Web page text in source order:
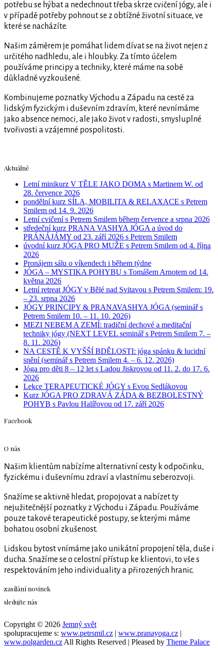
potřebu se hýbat a nedechnout třeba skrze cvičení jógy, ale i
v případě potřeby pohnout se z obtížné životní situace, ve
které se nacházíte.
Našim záměrem je pomáhat lidem dívat se na život nejen z
určitého nadhledu, ale i hloubky. Za tímto účelem
používáme principy a techniky, které máme na sobě
důkladně vyzkoušené.
Kombinujeme poznatky Východu a Západu na cestě za
lidským fyzickým i duševním zdravím, které nevnímáme
jako absence nemoci, ale jako život v radosti, smysluplné
tvořivosti a vzájemné pospolitosti.
Aktuálně
Letní minikurz V TĚLE JAKO DOMA s Martinem W. od
28. července 2026
pondělní kurz SÍLA, MOBILITA & RELAXACE s Petrem
Smilem od 14. 9. 2026
Letní cvičení s Petrem Smilem během července a srpna 2026
středeční kurz PRANA VASHYA JÓGA a úvod do
PRÁNÁJÁMY od 23. září 2026 s Petrem Smilem
úvodní kurz JÓGA PRO MUŽE s Petrem Smilem od 4. října
2026
Pronájem sálu o víkendech i během týdne
JÓGA – MYSTIKA POHYBU s Tomášem Arnotem od 14.
května 2026
Letní retreat JÓGY v Bělé nad Svitavou s Petrem Smilem: 19.
– 23. srpna 2026
JÓGY PRINCIPY & PRANAVASHYA JÓGA (seminář s
Petrem Smilem 10. – 11. 10. 2026)
MEZI NEBEM A ZEMÍ: tradiční dechové a meditační
techniky jógy (NEXT LEVEL seminář s Petrem Smilem 7. –
8. 11. 2026)
NA CESTĚ K VYŠŠÍ BDĚLOSTI: jóga spánku & lucidní
snění (seminář s Petrem Smilem 4. – 6. 12. 2026)
Jóga pro děti 8 – 12 let s Ladou Jiskrovou od 11. 2. do 17. 6.
2026
Lekce TERAPEUTICKÉ JÓGY s Evou Sedlákovou
Kurz JÓGA PRO ZDRAVÁ ZÁDA & BEZBOLESTNÝ
POHYB s Pavlou Halířovou od 17. září 2026
Facebook
O nás
Našim klientům nabízíme alternativní cesty k odpočinku,
fyzickému i duševnímu zdraví a vlastnímu seberozvoji.
Snažíme se aktivně hledat, propojovat a nabízet ty
nejužitečnější poznatky z Východu i Západu. Používáme
pouze takové terapeutické postupy, se kterými máme
bohatou osobní zkušenost.
Lidskou bytost vnímáme jako unikátní propojení těla, duše i
ducha. Snažíme se o celostní přístup ke klientovi, to vše s
respektováním jeho individuality a přirozených hranic.
zasílání novinek
sledujte nás
Copyright © 2026 Jemný svět
spolupracujeme s: www.petrsmil.cz | www.pranayoga.cz |
www.polgarden.cz All Rights Reserved | Pleased by Theme Palace